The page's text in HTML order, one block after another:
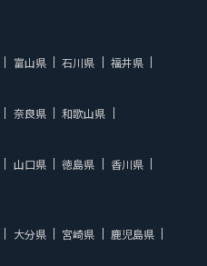
富山県 石川県
福井県
奈良県
和歌山県
山口県 徳島県
香川県
大分県 宮崎県
鹿児島県